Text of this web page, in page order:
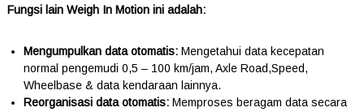
Fungsi lain Weigh In Motion ini adalah:
Mengumpulkan data otomatis:Mengetahui data kecepatan
normal pengemudi 0,5 – 100 km/jam, Axle Road,Speed,
Wheelbase & data kendaraan lainnya.
Reorganisasi data otomatis:Memproses beragam data secara